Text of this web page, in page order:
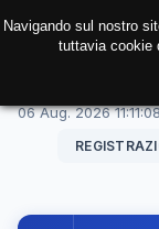
06 Aug. 2026
Navigando sul nostro
tuttavia cookie